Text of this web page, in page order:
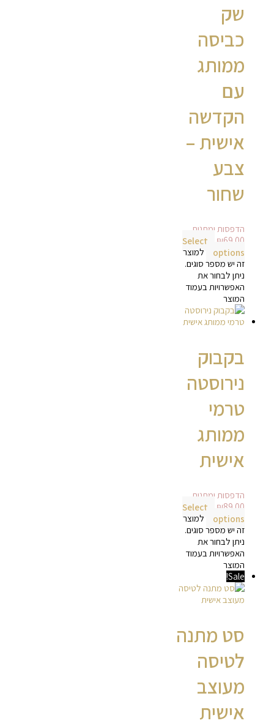
שק
כביסה
ממותג
עם
הקדשה
אישית –
צבע
שחור
הדפסות ומתנות
₪69.00
Select
options
למוצר
זה יש מספר סוגים.
ניתן לבחור את
האפשרויות בעמוד
המוצר
בקבוק
נירוסטה
טרמי
ממותג
אישית
הדפסות ומתנות
₪89.00
Select
options
למוצר
זה יש מספר סוגים.
ניתן לבחור את
האפשרויות בעמוד
המוצר
Sale!
סט מתנה
לטיסה
מעוצב
אישית